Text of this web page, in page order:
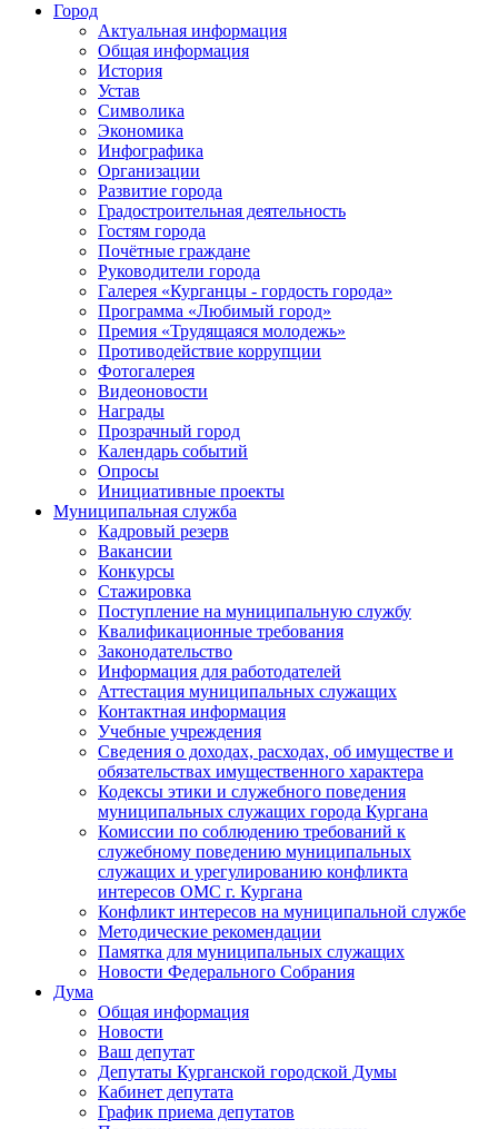
Город
Актуальная информация
Общая информация
История
Устав
Символика
Экономика
Инфографика
Организации
Развитие города
Градостроительная деятельность
Гостям города
Почётные граждане
Руководители города
Галерея «Курганцы - гордость города»
Программа «Любимый город»
Премия «Трудящаяся молодежь»
Противодействие коррупции
Фотогалерея
Видеоновости
Награды
Прозрачный город
Календарь событий
Опросы
Инициативные проекты
Муниципальная служба
Кадровый резерв
Вакансии
Конкурсы
Стажировка
Поступление на муниципальную службу
Квалификационные требования
Законодательство
Информация для работодателей
Аттестация муниципальных служащих
Контактная информация
Учебные учреждения
Сведения о доходах, расходах, об имуществе и
обязательствах имущественного характера
Кодексы этики и служебного поведения
муниципальных служащих города Кургана
Комиссии по соблюдению требований к
служебному поведению муниципальных
служащих и урегулированию конфликта
интересов ОМС г. Кургана
Конфликт интересов на муниципальной службе
Методические рекомендации
Памятка для муниципальных служащих
Новости Федерального Cобрания
Дума
Общая информация
Новости
Ваш депутат
Депутаты Курганской городской Думы
Кабинет депутата
График приема депутатов